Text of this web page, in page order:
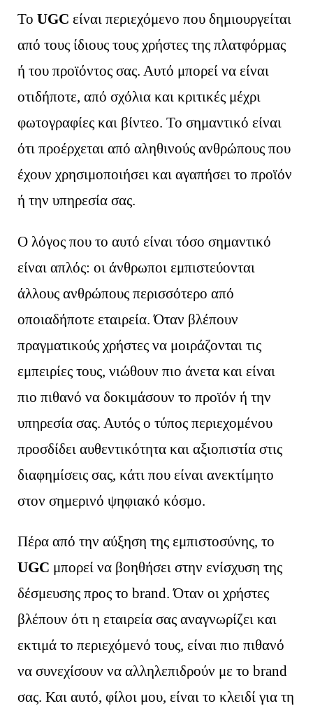
ΤοUGC είναι περιεχόμενο που δημιουργείται
από τους ίδιους τους χρήστες της πλατφόρμας
ή του προϊόντος σας. Αυτό μπορεί να είναι
οτιδήποτε, από σχόλια και κριτικές μέχρι
φωτογραφίες και βίντεο. Το σημαντικό είναι
ότι προέρχεται από αληθινούς ανθρώπους που
έχουν χρησιμοποιήσει και αγαπήσει το προϊόν
ή την υπηρεσία σας.
Ο λόγος που το αυτό είναι τόσο σημαντικό
είναι απλός: οι άνθρωποι εμπιστεύονται
άλλους ανθρώπους περισσότερο από
οποιαδήποτε εταιρεία. Όταν βλέπουν
πραγματικούς χρήστες να μοιράζονται τις
εμπειρίες τους, νιώθουν πιο άνετα και είναι
πιο πιθανό να δοκιμάσουν το προϊόν ή την
υπηρεσία σας. Αυτός ο τύπος περιεχομένου
προσδίδει αυθεντικότητα και αξιοπιστία στις
διαφημίσεις σας, κάτι που είναι ανεκτίμητο
στον σημερινό ψηφιακό κόσμο.
Πέρα από την αύξηση της εμπιστοσύνης, το
UGC μπορεί να βοηθήσει στην ενίσχυση της
δέσμευσης προς το brand. Όταν οι χρήστες
βλέπουν ότι η εταιρεία σας αναγνωρίζει και
εκτιμά το περιεχόμενό τους, είναι πιο πιθανό
να συνεχίσουν να αλληλεπιδρούν με το brand
σας. Και αυτό, φίλοι μου, είναι το κλειδί για τη